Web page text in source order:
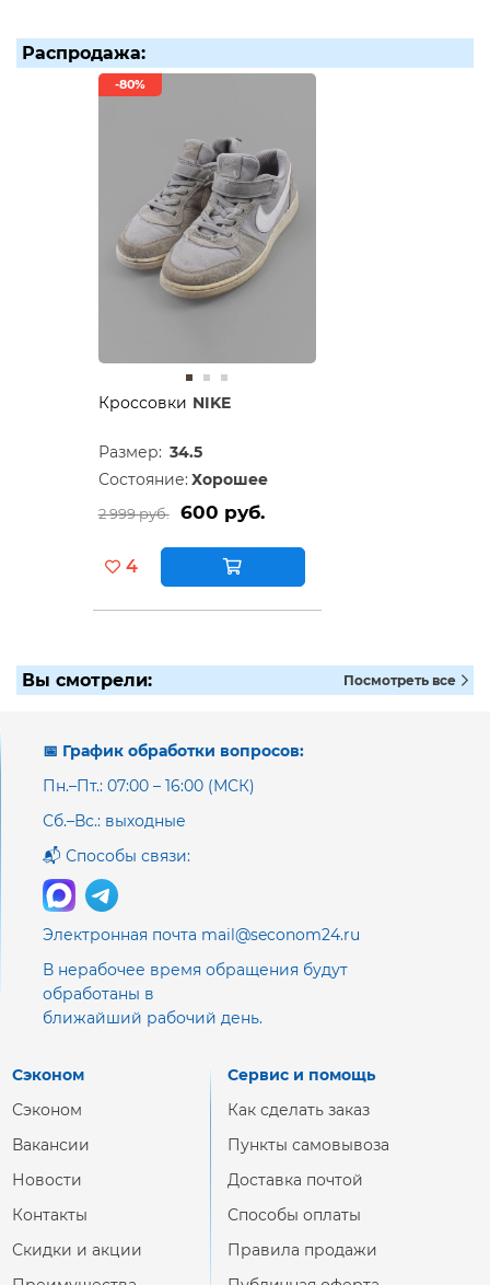
Распродажа:
-80%
Кроссовки NIKE
Размер: 34.5
Состояние: Хорошее
2 999 руб. 600 руб.
4
Вы смотрели: Посмотреть все
📅 График обработки вопросов:
Пн.–Пт.: 07:00 – 16:00 (МСК)
Сб.–Вс.: выходные
📬 Способы связи:
Электронная почта mail@seconom24.ru
В нерабочее время обращения будут
обработаны в
ближайший рабочий день.
Сэконом
Сэконом
Вакансии
Новости
Контакты
Скидки и акции
Сервис и помощь
Как сделать заказ
Пункты самовывоза
Доставка почтой
Способы оплаты
Правила продажи